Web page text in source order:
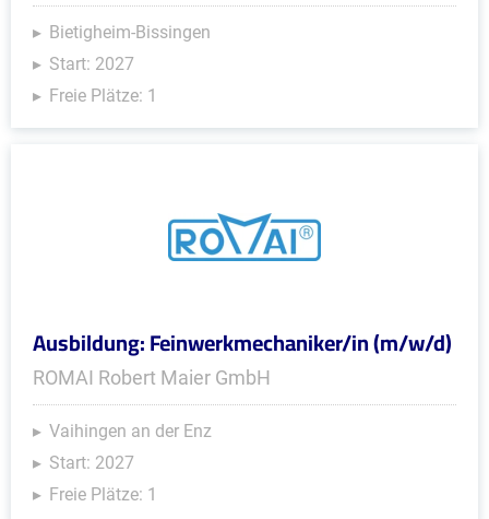
Bietigheim-Bissingen
Start: 2027
Freie Plätze: 1
Ausbildung: Feinwerkmechaniker/in (m/w/d)
ROMAI Robert Maier GmbH
Vaihingen an der Enz
Start: 2027
Freie Plätze: 1